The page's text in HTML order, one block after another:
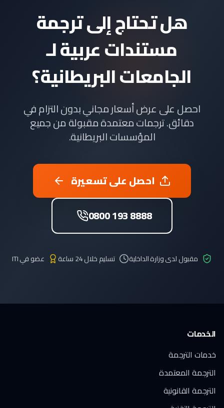
هل تحتاج إلى ترجمة
مستندات عربية لـ
الجامعات البريطانية؟
احصل على عرض أسعار مجاني بدون التزام في
دقائق. ترجمات معتمدة مقبولة من جميع
المؤسسات البريطانية.
احصل على تسعيرة
0800 193 8888
مقبول لدى وزارة الداخلية تسليم خلال 24 ساعة عضو في ITI
الخدمات
خدمات الترجمة
الترجمة المعتمدة
الترجمة القانونية